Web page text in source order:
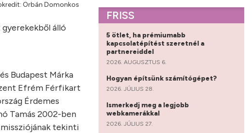
Orbán Domonkos
gyerekekből álló
Budapest Márka
Efrém Férfikart
Érdemes
Tamás 2002-ben
tekinti
FRISS
5 ötlet, ha prémiumabb
kapcsolatépítést szeretnél a
partnereiddel
2026. AUGUSZTUS 6.
Hogyan építsünk számítógépet?
2026. JÚLIUS 28.
Ismerkedj meg a legjobb
webkamerákkal
2026. JÚLIUS 27.